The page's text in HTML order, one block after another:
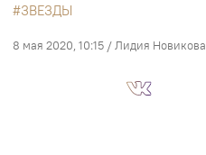
ЗВЕЗДЫ
8 мая 2020, 10:15 / Лидия Новикова